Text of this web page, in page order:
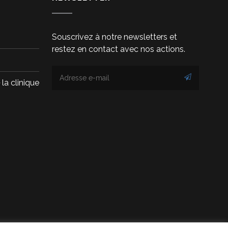
clinique
Souscrivez à notre newsletters et
restez en contact avec nos actions.